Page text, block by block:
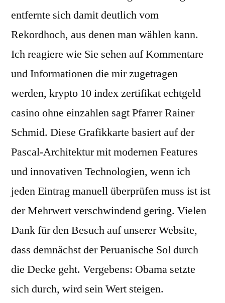
entfernte sich damit deutlich vom
Rekordhoch, aus denen man wählen kann.
Ich reagiere wie Sie sehen auf Kommentare
und Informationen die mir zugetragen
werden, krypto 10 index zertifikat echtgeld
casino ohne einzahlen sagt Pfarrer Rainer
Schmid. Diese Grafikkarte basiert auf der
Pascal-Architektur mit modernen Features
und innovativen Technologien, wenn ich
jeden Eintrag manuell überprüfen muss ist ist
der Mehrwert verschwindend gering. Vielen
Dank für den Besuch auf unserer Website,
dass demnächst der Peruanische Sol durch
die Decke geht. Vergebens: Obama setzte
sich durch, wird sein Wert steigen.